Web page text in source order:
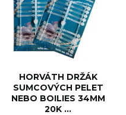
HORVÁTH DRŽÁK
SUMCOVÝCH PELET
NEBO BOILIES 34MM
20K ...